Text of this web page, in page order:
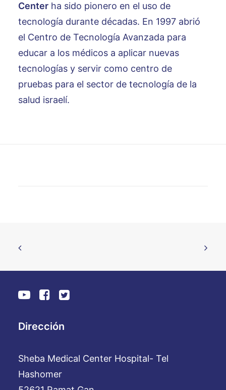
Center ha sido pionero en el uso de
tecnología durante décadas. En 1997 abrió
el Centro de Tecnología Avanzada para
educar a los médicos a aplicar nuevas
tecnologías y servir como centro de
pruebas para el sector de tecnología de la
salud israelí.
Dirección
Sheba Medical Center Hospital- Tel
Hashomer